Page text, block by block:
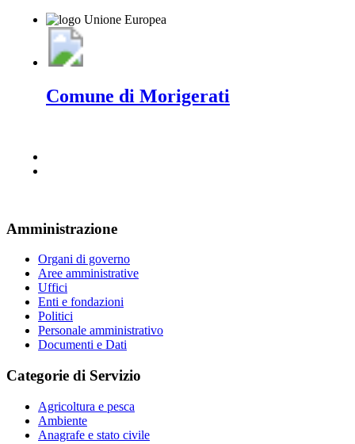
Comune di Morigerati
Amministrazione
Organi di governo
Aree amministrative
Uffici
Enti e fondazioni
Politici
Personale amministrativo
Documenti e Dati
Categorie di Servizio
Agricoltura e pesca
Ambiente
Anagrafe e stato civile